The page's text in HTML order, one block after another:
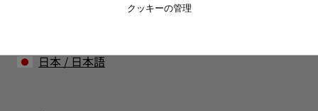
クッキーの管理
日本/日本語